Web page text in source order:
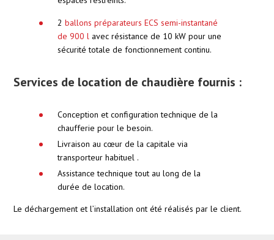
2 ballons préparateurs ECS semi-instantané
de 900 l avec résistance de 10 kW pour une
sécurité totale de fonctionnement continu.
Services de location de chaudière fournis :
Conception et configuration technique de la
chaufferie pour le besoin.
Livraison au cœur de la capitale via
transporteur habituel .
Assistance technique tout au long de la
durée de location.
Le déchargement et l’installation ont été réalisés par le client.